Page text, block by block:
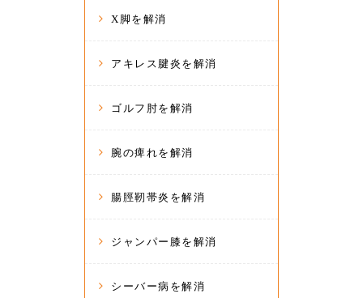
X脚を解消
アキレス腱炎を解消
ゴルフ肘を解消
腕の痺れを解消
腸脛靭帯炎を解消
ジャンパー膝を解消
シーバー病を解消